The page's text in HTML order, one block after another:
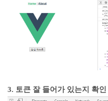
3. 토큰 잘 들어가 있는지 확인